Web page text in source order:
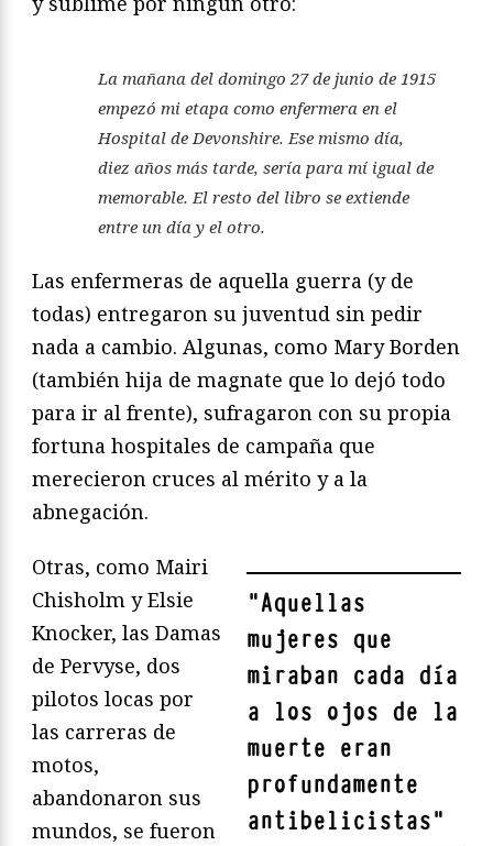
La mañana del domingo 27 de junio de 1915
empezó mi etapa como enfermera en el
Hospital de Devonshire. Ese mismo día,
diez años más tarde, sería para mí igual de
memorable. El resto del libro se extiende
entre un día y el otro.
Las enfermeras de aquella guerra (y de
todas) entregaron su juventud sin pedir
nada a cambio. Algunas, como Mary Borden
(también hija de magnate que lo dejó todo
para ir al frente), sufragaron con su propia
fortuna hospitales de campaña que
merecieron cruces al mérito y a la
abnegación.
"Aquellas
mujeres que
miraban cada día
a los ojos de la
muerte eran
profundamente
antibelicistas"
Otras, como Mairi
Chisholm y Elsie
Knocker, las Damas
de Pervyse, dos
pilotos locas por
las carreras de
motos,
abandonaron sus
mundos, se fueron